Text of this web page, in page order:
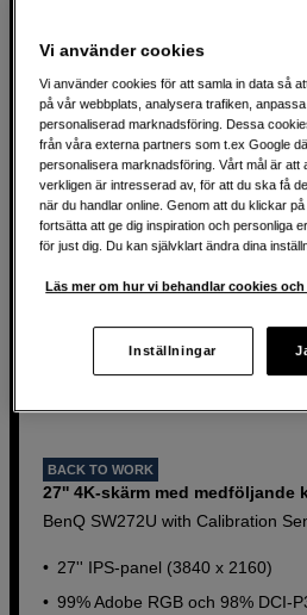
BACK TO WORK
27'' 4K-skärm med medföljande
BenQ SW272U with Calibration
27'' IPS-panel (3840 x 2160)
99% Adobe RGB och 98% DCI-
Vi använder cookies
Vi använder cookies för att samla in data så
på vår webbplats, analysera trafiken,
personaliserad marknadsföring. Dessa
från våra externa partners som t.ex Google
personalisera marknadsföring. Vårt mål är att
verkligen är intresserad av, för att du ska få
när du handlar online. Genom att du klickar
fortsätta att ge dig inspiration och personliga
för just dig. Du kan självklart ändra dina
Läs mer om hur vi behandlar cookies
Inställningar